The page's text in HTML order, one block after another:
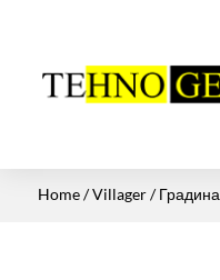
Home/Villager/Градина